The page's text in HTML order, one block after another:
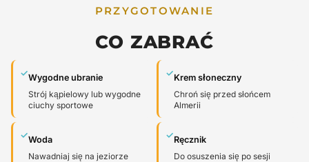
PRZYGOTOWANIE
CO ZABRAĆ
✓Wygodne ubranie
Strój kąpielowy lub wygodne
ciuchy sportowe
✓Krem słoneczny
Chroń się przed słońcem
Almerii
✓Woda
Nawadniaj się na jeziorze
✓Ręcznik
Do osuszenia się po sesji